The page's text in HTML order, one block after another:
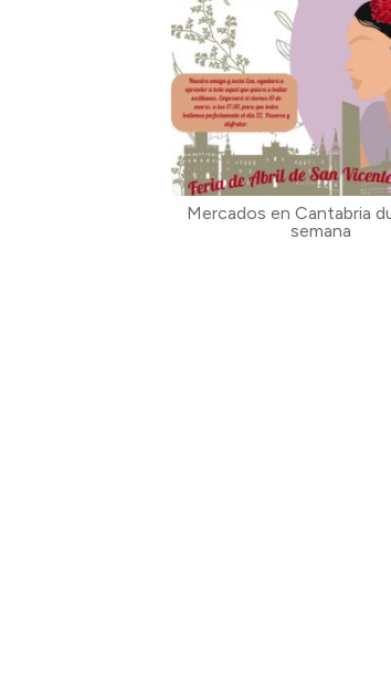
Mercados en Cantabria
semana